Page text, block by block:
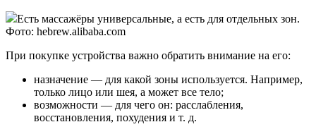
Есть массажёры универсальные, а есть для отдельных зон.
Фото: hebrew.alibaba.com
При покупке устройства важно обратить внимание на его:
назначение — для какой зоны используется. Например,
только лицо или шея, а может все тело;
возможности — для чего он: расслабления,
восстановления, похудения и т. д.